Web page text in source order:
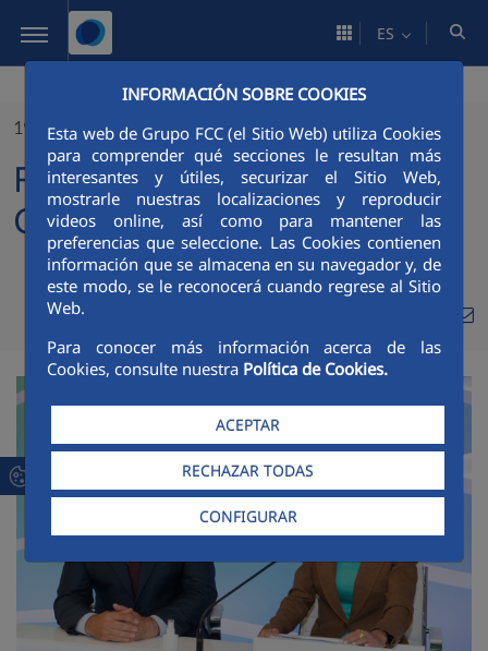
Saltar al contenido principal
INFORMACIÓN SOBRE COOKIES
Esta web de Grupo FCC (el Sitio Web) utiliza Cookies
para comprender qué secciones le resultan más
interesantes y útiles, securizar el Sitio Web,
mostrarle nuestras localizaciones y reproducir
videos online, así como para mantener las
preferencias que seleccione. Las Cookies contienen
información que se almacena en su navegador y, de
este modo, se le reconocerá cuando regrese al Sitio
Web.
Para conocer más información acerca de las
Cookies, consulte nuestra Política de Cookies.
ACEPTAR
RECHAZAR TODAS
CONFIGURAR
ES
19/06/2023
FCC celebra su Junta
General de Accionistas
Compartir en
Compartir en
Compartir